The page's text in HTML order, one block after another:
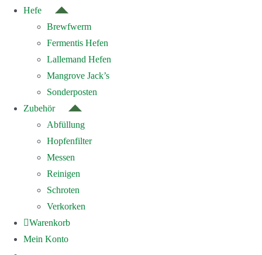
Hefe
Brewfwerm
Fermentis Hefen
Lallemand Hefen
Mangrove Jack’s
Sonderposten
Zubehör
Abfüllung
Hopfenfilter
Messen
Reinigen
Schroten
Verkorken
Warenkorb
Mein Konto